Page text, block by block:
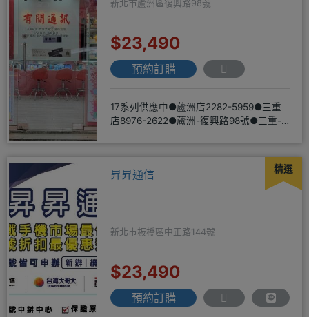
新北市蘆洲區復興路98號
$23,490
預約訂購
17系列供應中●蘆洲店2282-5959●三重
店8976-2622●蘆洲-復興路98號●三重-
精選
昇昇通信
新北市板橋區中正路144號
$23,490
預約訂購